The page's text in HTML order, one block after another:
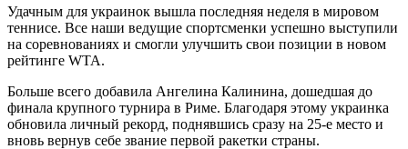
Удачным для украинок вышла последняя неделя в мировом
теннисе. Все наши ведущие спортсменки успешно выступили
на соревнованиях и смогли улучшить свои позиции в новом
рейтинге WTA.
Больше всего добавила Ангелина Калинина, дошедшая до
финала крупного турнира в Риме. Благодаря этому украинка
обновила личный рекорд, поднявшись сразу на 25-е место и
вновь вернув себе звание первой ракетки страны.